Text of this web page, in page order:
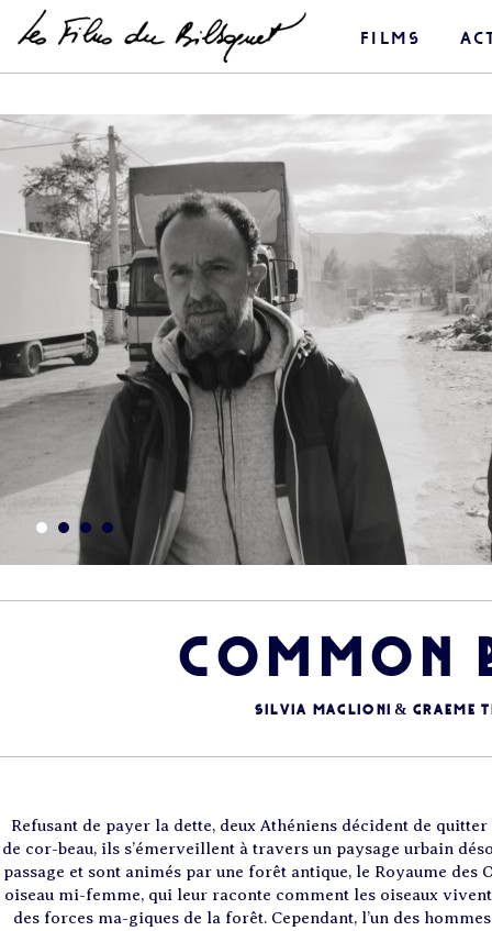
films
COMMON
SILVIA MAGLIONI & GRAEME
Refusant de payer la dette, deux Athéniens décident de
de cor-beau, ils s’émerveillent à travers un paysage urbain
passage et sont animés par une forêt antique, le Royaume
oiseau mi-femme, qui leur raconte comment les oiseaux
des forces ma-giques de la forêt. Cependant, l’un des